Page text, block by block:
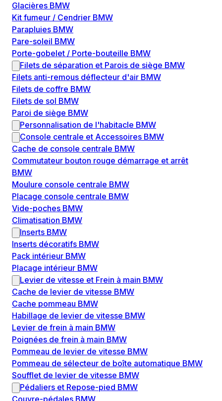
Glacières BMW
Kit fumeur / Cendrier BMW
Parapluies BMW
Pare-soleil BMW
Porte-gobelet / Porte-bouteille BMW
Filets de séparation et Parois de siège BMW
Filets anti-remous déflecteur d'air BMW
Filets de coffre BMW
Filets de sol BMW
Paroi de siège BMW
Personnalisation de l'habitacle BMW
Console centrale et Accessoires BMW
Cache de console centrale BMW
Commutateur bouton rouge démarrage et arrêt
BMW
Moulure console centrale BMW
Placage console centrale BMW
Vide-poches BMW
Climatisation BMW
Inserts BMW
Inserts décoratifs BMW
Pack intérieur BMW
Placage intérieur BMW
Levier de vitesse et Frein à main BMW
Cache de levier de vitesse BMW
Cache pommeau BMW
Habillage de levier de vitesse BMW
Levier de frein à main BMW
Poignées de frein à main BMW
Pommeau de levier de vitesse BMW
Pommeau de sélecteur de boîte automatique BMW
Soufflet de levier de vitesse BMW
Pédaliers et Repose-pied BMW